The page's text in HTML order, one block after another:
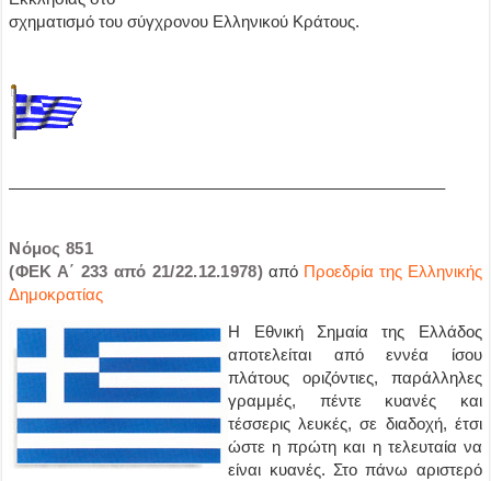
σχηματισμό του σύγχρονου Ελληνικού Κράτους.
——————————————————————————–
Νόμος 851
(ΦΕΚ Α΄ 233 από 21/22.12.1978) από Προεδρία της Ελληνικής
Δημοκρατίας
Η Εθνική Σημαία της Ελλάδος
αποτελείται από εννέα ίσου
πλάτους οριζόντιες, παράλληλες
γραμμές, πέντε κυανές και
τέσσερις λευκές, σε διαδοχή, έτσι
ώστε η πρώτη και η τελευταία να
είναι κυανές. Στο πάνω αριστερό